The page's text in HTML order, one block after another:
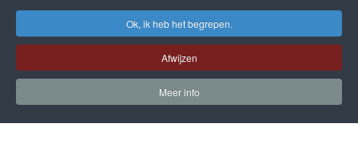
Ok, ik heb het begrepen.
Afwijzen
Meer info